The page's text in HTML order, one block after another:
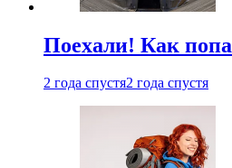
Поехали! Как
2 года спустя2 года спустя